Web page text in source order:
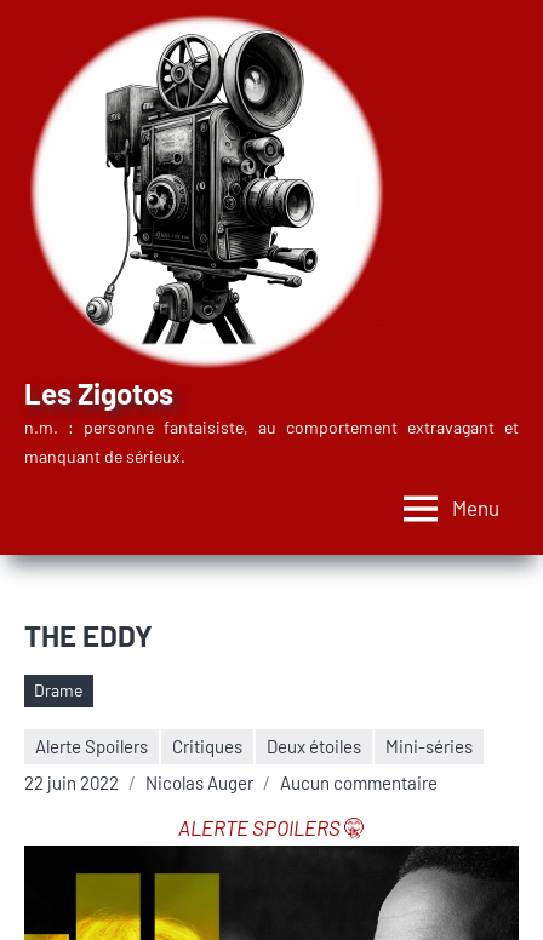
contenu
Les Zigotos
n.m. : personne fantaisiste, au comportement extravagant et
manquant de sérieux.
Menu
THE EDDY
Étiquettes
Drame
Alerte Spoilers Critiques Deux étoiles
Mini-séries
22 juin 2022
Nicolas Auger Aucun commentaire